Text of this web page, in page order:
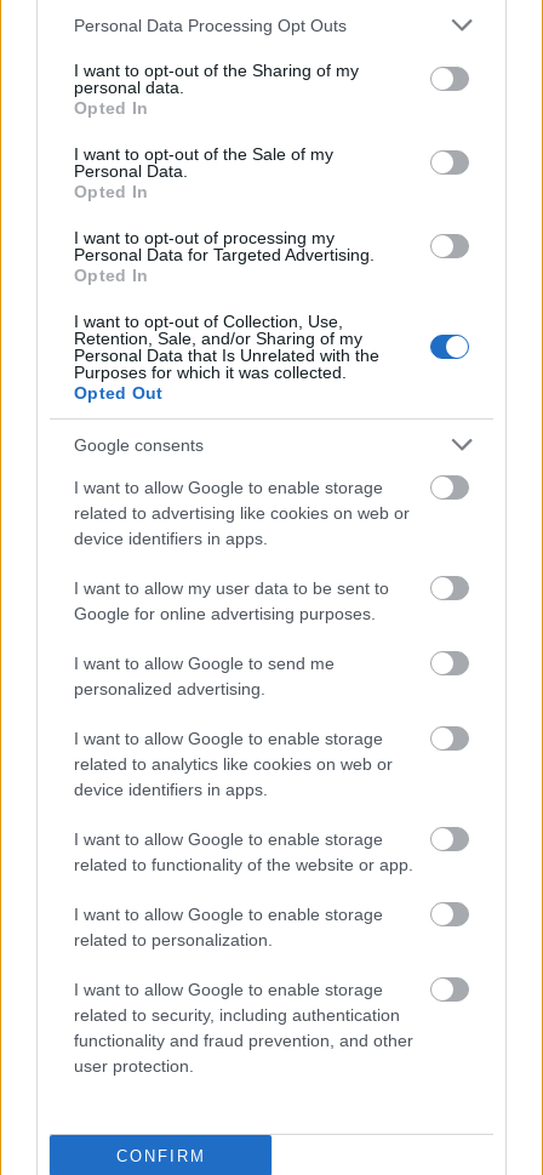
Please note that this website/app uses one or more Google
not limited to your visit or usage behaviour. You may click to
grant or deny consent to Google and its third-party tags to
use your data for below specified purposes in below Google
consent section.
Personal Data Processing Opt Outs
I want to opt-out of the Sharing of my
personal data.
Opted In
I want to opt-out of the Sale of my
Personal Data.
Opted In
I want to opt-out of processing my
Personal Data for Targeted Advertising.
Opted In
I want to opt-out of Collection, Use,
Retention, Sale, and/or Sharing of my
Personal Data that Is Unrelated with the
Purposes for which it was collected.
Opted Out
Google consents
I want to allow Google to enable storage
related to advertising like cookies on web or
device identifiers in apps.
I want to allow my user data to be sent to
Google for online advertising purposes.
I want to allow Google to send me
personalized advertising.
I want to allow Google to enable storage
related to analytics like cookies on web or
device identifiers in apps.
I want to allow Google to enable storage
related to functionality of the website or app.
I want to allow Google to enable storage
related to personalization.
I want to allow Google to enable storage
related to security, including authentication
functionality and fraud prevention, and other
user protection.
CONFIRM
távolságról így szó sem lehet, hiszen ebben
nem tisztul meg, hanem eloszlik, nyoma vész
a kiáltásnak. Ám ha nem térbeli, akkor miféle
távolság ez? Hamarosan kiderül.
A vágyakozás forrósága hamar
szomorúsággá hidegül a hegytetőn. Ez a
második zenei egység, g-mollban (Wilhelmina
Christiane von Chézy verse):
Mély bánatban sorvadok,
boldogságomnak vége,
minden földi remény elhagyott
annyira egyedül vagyok.
Sóvárgóan csendül az erdőkben a dal,
sóvárgóan cseng az éjen át,
a szívet csodálatos erővel ragadja az ég felé.
szerelem a tét. A hang, az ének más irányba
terjed mind messzebb és messzebb. A
amelynek első vektora a felfelé, de nem a
térben, hanem abba az irányba, amit csak
jelezhetünk: odadátra. A hang, amely azután
odaátról, az égből visszatér, maga a
tisztaság. A szomorúság hidegén valami
távolba kiáltott hang a klarinét
kadenciájában kromatikusan ereszkedve tér
a szentlélek hangjait úgy szólaltatják meg,
mint a hangszerek?).
Ám még egy irány zárva, amelyet ki kell
nyitnia a hangnak. A harmadik szakasz
következik, Allegretto, B-dúrban (egy